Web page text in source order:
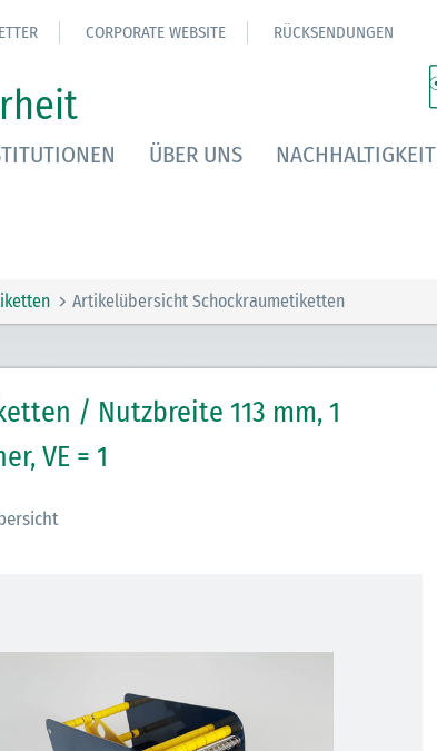
CORPORATE WEBSITE RÜCKSENDUNGEN
ÜBER UNS NACHHALTIGKEIT
Artikelübersicht Schockraumetiketten
/ Nutzbreite 113 mm, 1
VE = 1